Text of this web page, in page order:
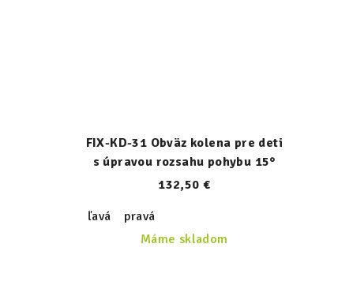
FIX-KD-31 Obväz kolena pre deti
s úpravou rozsahu pohybu 15°
132,50 €
ľavá
pravá
Máme skladom